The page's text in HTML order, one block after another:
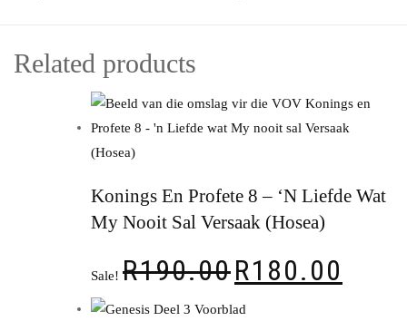
Related products
Konings En Profete 8 – ‘n Liefde Wat
My Nooit Sal Versaak (Hosea)
Sale! R190.00R180.00